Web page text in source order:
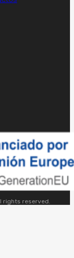
rights reserved.